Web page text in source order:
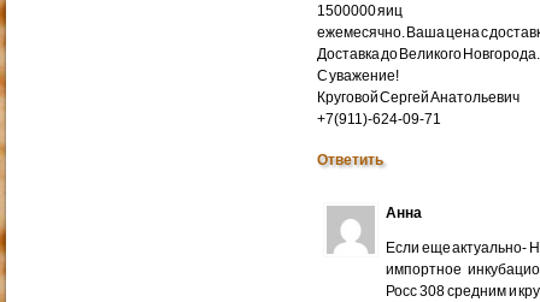
1500000 яиц
ежемесячно. Ваша цена с
Доставка до Великого Новгорода.
С уважение!
Круговой Сергей Анатольевич
+7(911)-624-09-71
Ответить
Анна
Если еще актуально-
импортное
Росс 308 средним и